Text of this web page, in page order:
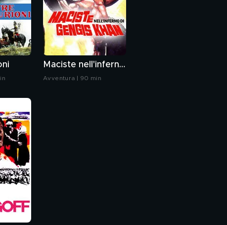
Maciste nell'inferno di Gengis Khan
Avventura | 90 min